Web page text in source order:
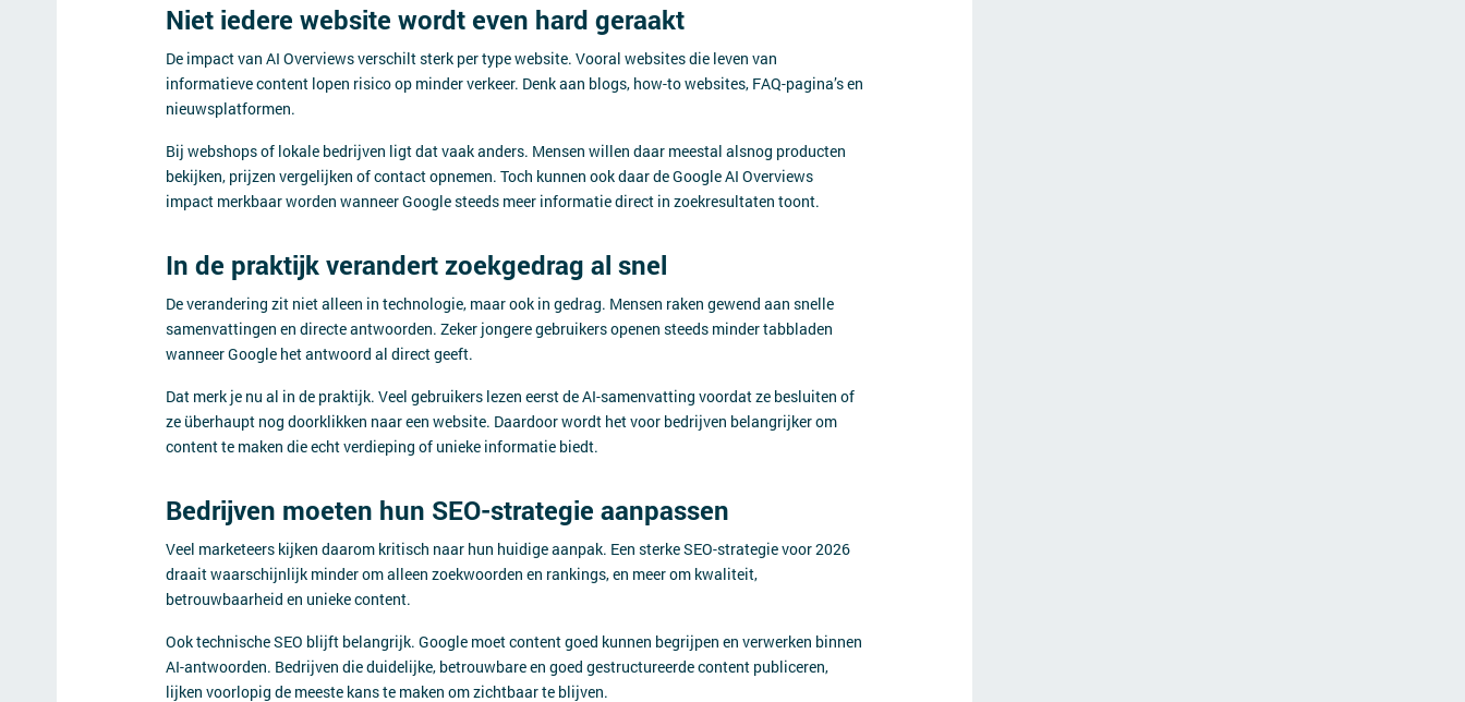
Niet iedere website wordt even hard geraakt
De impact van AI Overviews verschilt sterk per type website. Vooral websites die leven van
informatieve content lopen risico op minder verkeer. Denk aan blogs, how-to websites, FAQ-pagina’s en
nieuwsplatformen.
Bij webshops of lokale bedrijven ligt dat vaak anders. Mensen willen daar meestal alsnog producten
bekijken, prijzen vergelijken of contact opnemen. Toch kunnen ook daar de Google AI Overviews
impact merkbaar worden wanneer Google steeds meer informatie direct in zoekresultaten toont.
In de praktijk verandert zoekgedrag al snel
De verandering zit niet alleen in technologie, maar ook in gedrag. Mensen raken gewend aan snelle
samenvattingen en directe antwoorden. Zeker jongere gebruikers openen steeds minder tabbladen
wanneer Google het antwoord al direct geeft.
Dat merk je nu al in de praktijk. Veel gebruikers lezen eerst de AI-samenvatting voordat ze besluiten of
ze überhaupt nog doorklikken naar een website. Daardoor wordt het voor bedrijven belangrijker om
content te maken die echt verdieping of unieke informatie biedt.
Bedrijven moeten hun SEO-strategie aanpassen
Veel marketeers kijken daarom kritisch naar hun huidige aanpak. Een sterke SEO-strategie voor 2026
draait waarschijnlijk minder om alleen zoekwoorden en rankings, en meer om kwaliteit,
betrouwbaarheid en unieke content.
Ook technische SEO blijft belangrijk. Google moet content goed kunnen begrijpen en verwerken binnen
AI-antwoorden. Bedrijven die duidelijke, betrouwbare en goed gestructureerde content publiceren,
lijken voorlopig de meeste kans te maken om zichtbaar te blijven.